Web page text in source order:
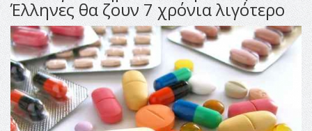
Έλληνες θα ζουν 7 χρόνια λιγότερο